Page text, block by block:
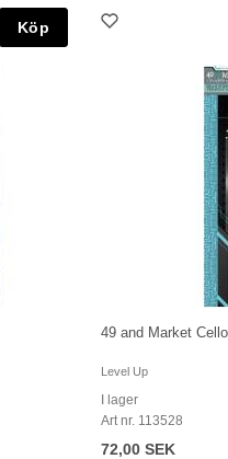
Köp
49 and Market
Level Up
I lager
Art nr. 113528
72,00 SEK